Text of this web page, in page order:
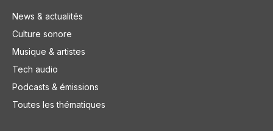
News & actualités
Culture sonore
Musique & artistes
Tech audio
Podcasts & émissions
Toutes les thématiques